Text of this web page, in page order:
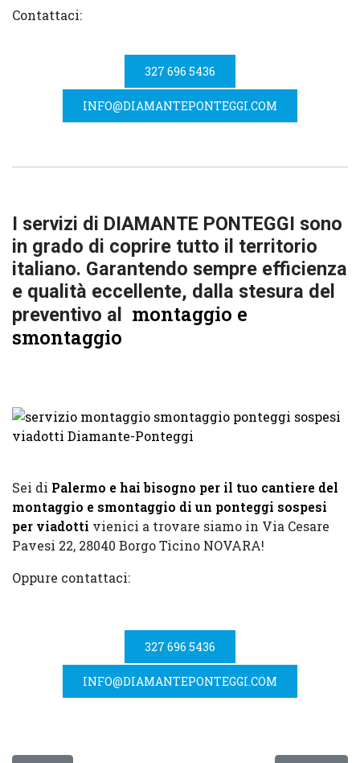
Contattaci:
327 696 5436
INFO@DIAMANTEPONTEGGI.COM
I servizi di DIAMANTE PONTEGGI sono
in grado di coprire tutto il territorio
italiano. Garantendo sempre efficienza
e qualità eccellente, dalla stesura del
preventivo al
montaggio e
smontaggio
Sei di Palermo e hai bisogno per il tuo cantiere del
montaggio e smontaggio di un ponteggi sospesi
per viadotti vienici a trovare siamo in Via Cesare
Pavesi 22, 28040 Borgo Ticino NOVARA!
Oppure contattaci:
327 696 5436
INFO@DIAMANTEPONTEGGI.COM